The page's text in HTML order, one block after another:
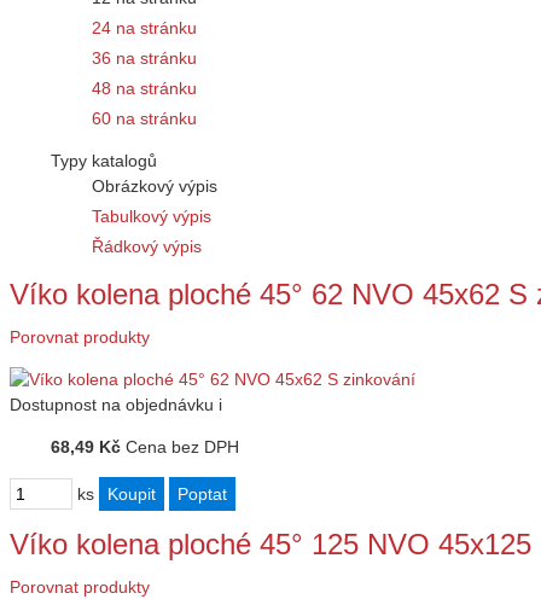
24 na stránku
36 na stránku
48 na stránku
60 na stránku
Typy katalogů
Obrázkový výpis
Tabulkový výpis
Řádkový výpis
Víko kolena ploché 45° 62 NVO 45x62 S
Porovnat produkty
Dostupnost na objednávku i
68,49 Kč Cena bez DPH
ks
Víko kolena ploché 45° 125 NVO
Porovnat produkty